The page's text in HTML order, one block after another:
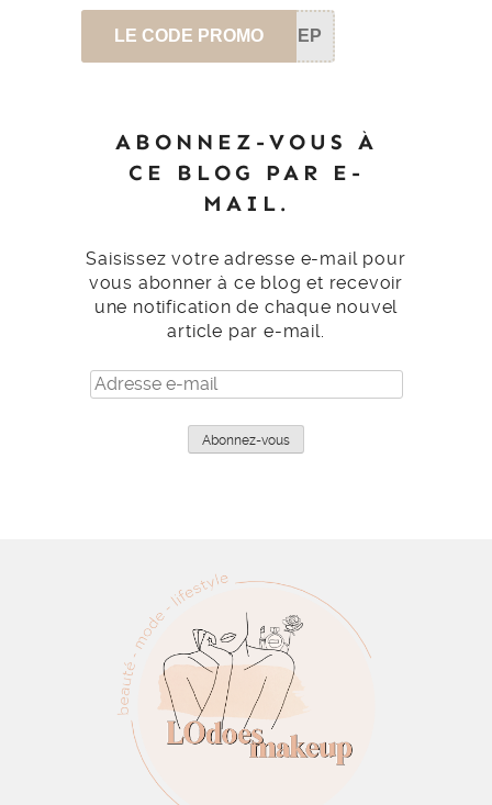
LE CODE PROMO SEP
ABONNEZ-VOUS À
CE BLOG PAR E-
MAIL.
Saisissez votre adresse e-mail pour
vous abonner à ce blog et recevoir
une notification de chaque nouvel
article par e-mail.
Adresse
e-
Abonnez-vous